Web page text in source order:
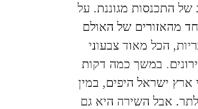
של התכנסות מגוננת. על
מהאזורים של האולם
הכל מאוד צבעוני
במשך כמה דקות
ארץ ישראל היפים, במין
אבל השירה היא גם